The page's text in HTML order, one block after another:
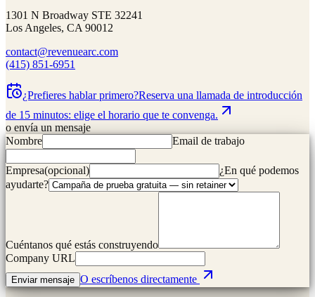
1301 N Broadway STE 32241
Los Angeles, CA 90012
contact@revenuearc.com
(415) 851-6951
¿Prefieres hablar primero?Reserva una llamada de introducción
de 15 minutos: elige el horario que te convenga.
o envía un mensaje
Nombre
Email de trabajo
Empresa(opcional)
¿En qué podemos
ayudarte?
Cuéntanos qué estás construyendo
Company URL
Enviar mensaje O escríbenos directamente